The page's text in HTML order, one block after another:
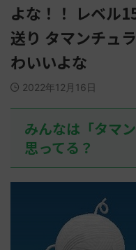
よな！！ レベル
送り タマンチュ
わいいよな
2022年12月16日
みんなは「タマ
思ってる？